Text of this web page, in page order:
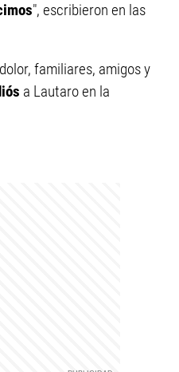
", escribieron en las
familiares, amigos y
a Lautaro en la